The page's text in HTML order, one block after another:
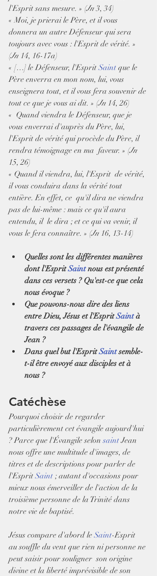
l'Esprit sans mesure. » (Jn 3, 34)
« Moi, je prierai le Père, et il vous
donnera un autre Défenseur qui sera
toujours avec vous : l'Esprit de vérité. »
(Jn 14, 16-17a)
« […] le Défenseur, l'Esprit Saint que le
Père enverra en mon nom, lui, vous
enseignera tout, et il vous fera souvenir de
tout ce que je vous ai dit. » (Jn 14, 26)
«  Quand viendra le Défenseur, que je
vous enverrai d'auprès du Père, lui,
l'Esprit de vérité qui procède du Père, il
rendra témoignage en ma  faveur. » (Jn
15, 26)
« Quand il viendra, lui, l'Esprit  de vérité,
il vous conduira dans la vérité tout
entière. En effet, ce  qu'il dira ne viendra
pas de lui-même : mais ce qu'il aura
entendu, il  le dira ; et ce qui va venir, il
vous le fera connaître. » (Jn 16, 13-14)
Quelles sont les différentes manières
dont l'Esprit Saint nous est présenté
dans ces versets ? Qu'est-ce que cela
nous évoque ?
Que pouvons-nous dire des liens
entre Dieu, Jésus et l'Esprit Saint à
travers ces passages de l'évangile de
Jean ?
Dans quel but l'Esprit Saint semble-
t-il être envoyé aux disciples et à
nous ?
Catéchèse
Pourquoi choisir de regarder
particulièrement cet évangile aujourd'hui
? Parce que l'Évangile selon saint Jean
nous offre une multitude d'images, de
titres et de descriptions pour parler de
l'Esprit Saint ; autant d'occasions pour
mieux nous émerveiller de l'action de la
troisième personne de la Trinité dans
notre vie de baptisé.
Jésus compare d'abord le Saint-Esprit
au souffle du vent que rien ni personne ne
peut saisir pour souligner  son origine
divine et la liberté imprévisible de son